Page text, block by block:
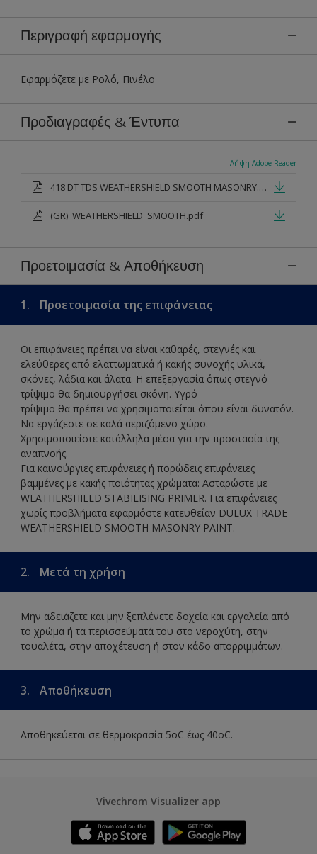
Περιγραφή εφαρμογής
Εφαρμόζετε με Ρολό, Πινέλο
Προδιαγραφές & Έντυπα
Λήψη Adobe Reader
418 DT TDS WEATHERSHIELD SMOOTH MASONRY.pdf
(GR)_WEATHERSHIELD_SMOOTH.pdf
Προετοιμασία & Αποθήκευση
1. Προετοιμασία της επιφάνειας
Οι επιφάνειες πρέπει να είναι καθαρές, στεγνές και
ελεύθερες από ελαττωματικά ή κακής συνοχής υλικά,
σκόνες, λάδια και άλατα. Η επεξεργασία όπως στεγνό
τρίψιμο θα δημιουργήσει σκόνη. Υγρό
τρίψιμο θα πρέπει να χρησιμοποιείται όπου είναι δυνατόν.
Να εργάζεστε σε καλά αεριζόμενο χώρο.
Χρησιμοποιείστε κατάλληλα μέσα για την προστασία της
αναπνοής.
Για καινούργιες επιφάνειες ή πορώδεις επιφάνειες
βαμμένες με κακής ποιότητας χρώματα: Ασταρώστε με
WEATHERSHIELD STABILISING PRIMER. Για επιφάνειες
χωρίς προβλήματα εφαρμόστε κατευθείαν DULUX TRADE
WEATHERSHIELD SMOOTH MASONRY PAINT.
2. Μετά τη χρήση
Μην αδειάζετε και μην ξεπλένετε δοχεία και εργαλεία από
το χρώμα ή τα περισσεύματά του στο νεροχύτη, στην
τουαλέτα, στην αποχέτευση ή στον κάδο απορριμμάτων.
3. Αποθήκευση
Αποθηκεύεται σε θερμοκρασία 5οC έως 40οC.
Vivechrom Visualizer app